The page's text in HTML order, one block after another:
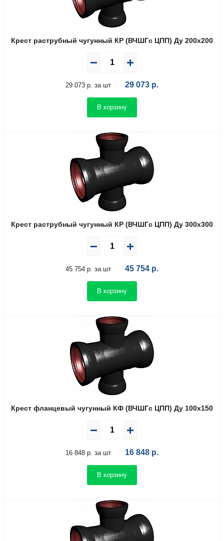
Крест раструбный чугунный КР (ВЧШГс ЦПП) Ду 200х200
29 073 р. за шт 29 073 р.
В корзину
Крест раструбный чугунный КР (ВЧШГс ЦПП) Ду 300х300
45 754 р. за шт 45 754 р.
В корзину
Крест фланцевый чугунный КФ (ВЧШГс ЦПП) Ду 100х150
16 848 р. за шт 16 848 р.
В корзину